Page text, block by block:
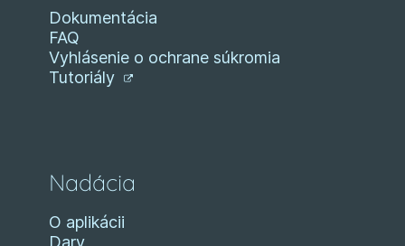
Dokumentácia
FAQ
Vyhlásenie o ochrane súkromia
Tutoriály
Nadácia
O aplikácii